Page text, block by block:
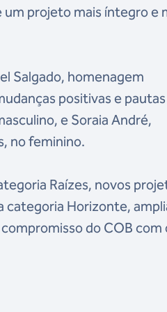
projeto mais íntegro e
Salgado, homenagem
positivas e
e Soraia André,
no feminino.
Raízes, novos
categoria Horizonte,
do COB com